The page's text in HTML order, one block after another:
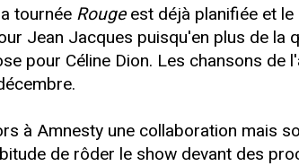
tournée Rougeest déjà planifiée et le
Jean Jacques puisqu'en plus de
pour Céline Dion. Les chansons
à Amnesty une collaboration mais
de rôder le show devant des